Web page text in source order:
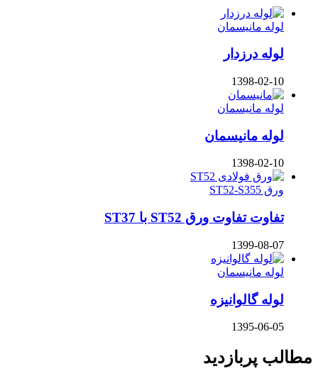
لوله مانیسمان
لوله درزدار
1398-02-10
لوله مانیسمان
لوله مانیسمان
1398-02-10
ورق ST52-S355
تفاوت تفاوت ورق ST52 با ST37
1399-08-07
لوله مانیسمان
لوله گالوانیزه
1395-06-05
مطالب پربازدید